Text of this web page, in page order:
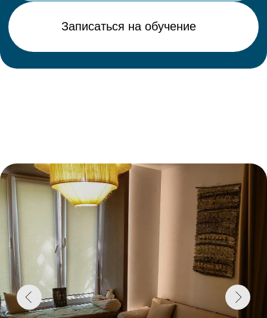
обучения. Каждый зал оборудован проектором или
экраном для проведения презентаций
и теоретических занятий.
Светлое и спокойное пространство для практических